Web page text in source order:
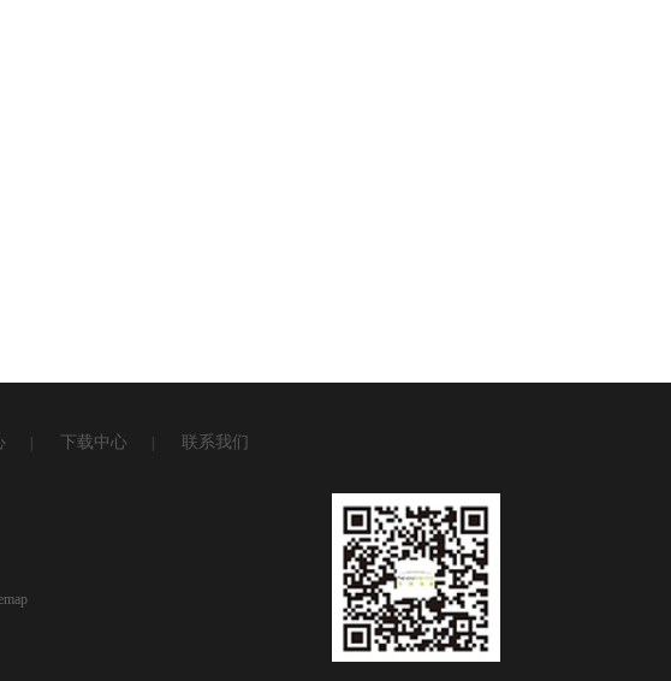
下载中心 联系我们